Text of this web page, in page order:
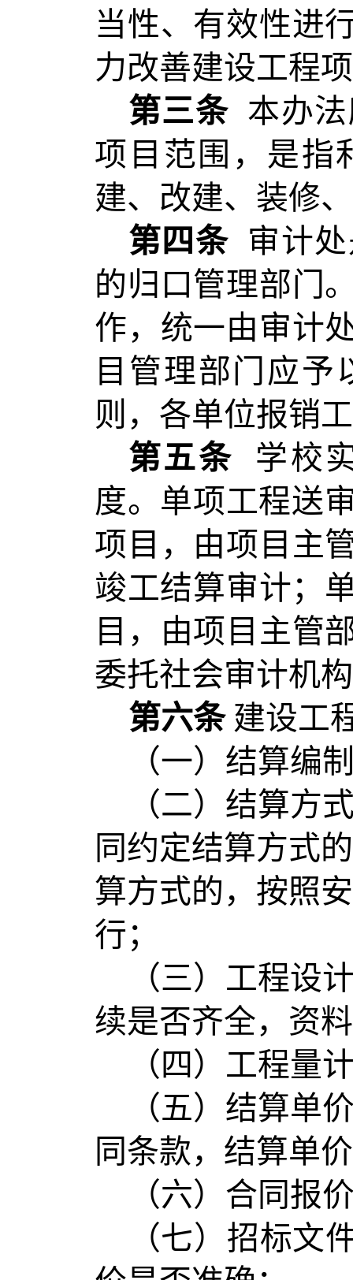
当性、有效性进
力改善建设工程
第三条 本办
项目范围，是指
建、改建、装修
第四条 审计
的归口管理部门
作，统一由审计
目 管理部门应予
则，各单位报销
第五条
学校
度。单项工程送
项目，由项目主
竣工结算审计；
目，由项目主管
委托社会审计机
第六条 建设工
（一）结算编
（二）结算方
同约定结算方式
算方式的，按照
行；
（三）工程设
续是否齐全，资
（四）工程量
（五）结算单
同条款，结算单
（六）合同报
（七）招标文